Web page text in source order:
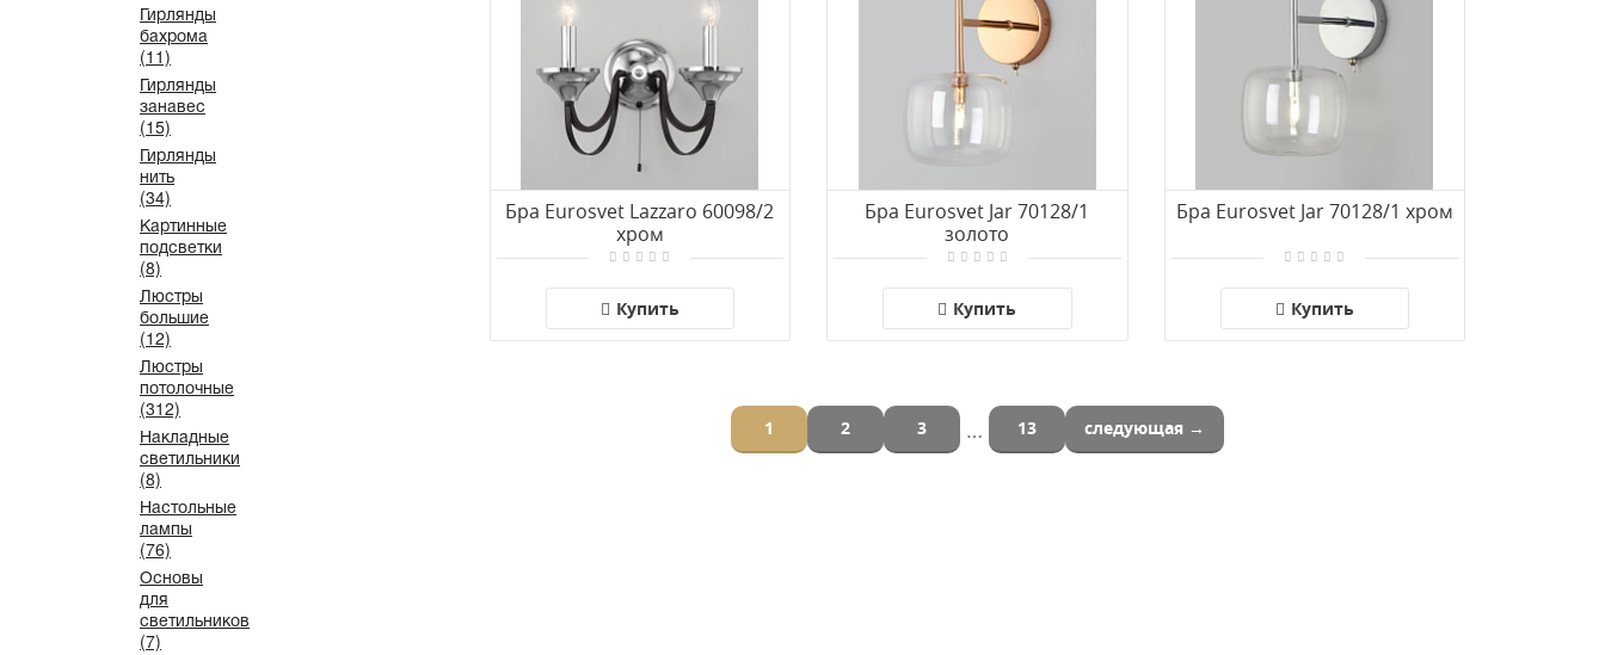
Zaklad Stolarski
Zumaline
Амель
СОНЕКС
Arte Milano
---
Гирлянды
бахрома
(11)
Гирлянды
занавес
(15)
Гирлянды
нить
(34)
Картинные
подсветки
(8)
Люстры
большие
(12)
Люстры
потолочные
(312)
Накладные
светильники
(8)
Настольные
лампы
(76)
Основы
для
светильников
(7)
Бра Eurosvet Lazzaro 60098/2
хром
Купить
Бра Eurosvet Jar 70128/1
золото
Купить
Бра Eurosvet Jar 70128/1 хром
Купить
1 2 3 … 13 следующая →